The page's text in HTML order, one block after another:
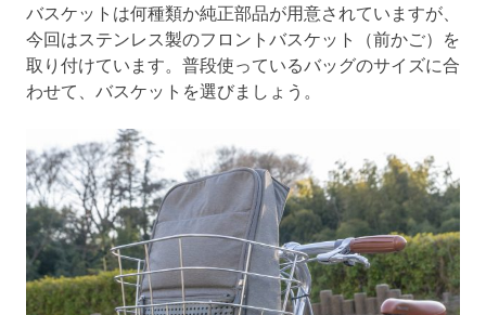
バスケットは何種類か純正部品が用意されていますが、
今回はステンレス製のフロントバスケット（前かご）を
取り付けています。普段使っているバッグのサイズに合
わせて、バスケットを選びましょう。